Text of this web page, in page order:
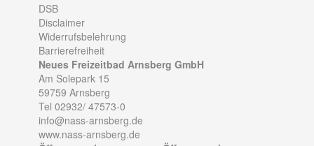
DSB
Disclaimer
Widerrufsbelehrung
Barrierefreiheit
Neues Freizeitbad Arnsberg GmbH
Am Solepark 15
59759 Arnsberg
Tel 02932/ 47573-0
info@nass-arnsberg.de
www.nass-arnsberg.de